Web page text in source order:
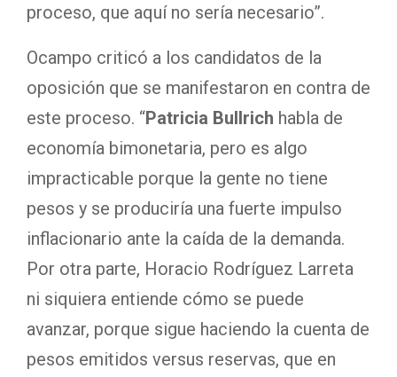
proceso, que aquí no sería necesario”.
Ocampo criticó a los candidatos de la
oposición que se manifestaron en contra de
este proceso. “Patricia Bullrich habla de
economía bimonetaria, pero es algo
impracticable porque la gente no tiene
pesos y se produciría una fuerte impulso
inflacionario ante la caída de la demanda.
Por otra parte, Horacio Rodríguez Larreta
ni siquiera entiende cómo se puede
avanzar, porque sigue haciendo la cuenta de
pesos emitidos versus reservas, que en